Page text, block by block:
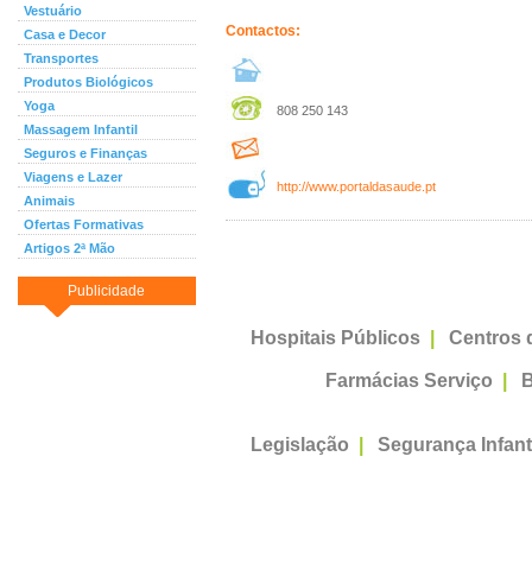
Vestuário
Casa e Decor
Transportes
Produtos Biológicos
Yoga
Massagem Infantil
Seguros e Finanças
Viagens e Lazer
Animais
Ofertas Formativas
Artigos 2ª Mão
Publicidade
Contactos:
808 250 143
http://www.portaldasaude.pt
Hospitais Públicos Centros
Farmácias Serviço
Legislação Segurança